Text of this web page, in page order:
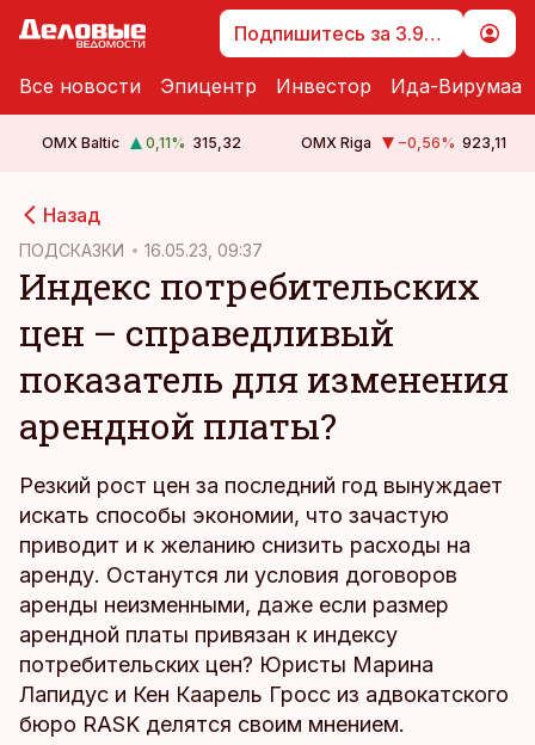
Подпишитесь за 3.99 €
Все новости Эпицентр Инвестор Ида-Вирумаа
OMX Baltic 0,11% 315,32 OMX Riga −0,56% 923,11
Назад
ПОДСКАЗКИ 16.05.23, 09:37
Индекс потребительских
цен – справедливый
показатель для изменения
арендной платы?
Резкий рост цен за последний год вынуждает
искать способы экономии, что зачастую
приводит и к желанию снизить расходы на
аренду. Останутся ли условия договоров
аренды неизменными, даже если размер
арендной платы привязан к индексу
потребительских цен? Юристы Марина
Лапидус и Кен Каарель Гросс из адвокатского
бюро RASK делятся своим мнением.